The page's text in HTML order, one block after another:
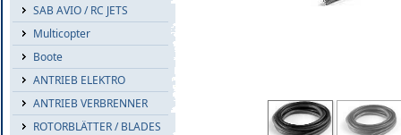
SAB AVIO / RC JETS
Multicopter
Boote
ANTRIEB ELEKTRO
ANTRIEB VERBRENNER
ROTORBLÄTTER / BLADES
silikonkabels-detail.jpg